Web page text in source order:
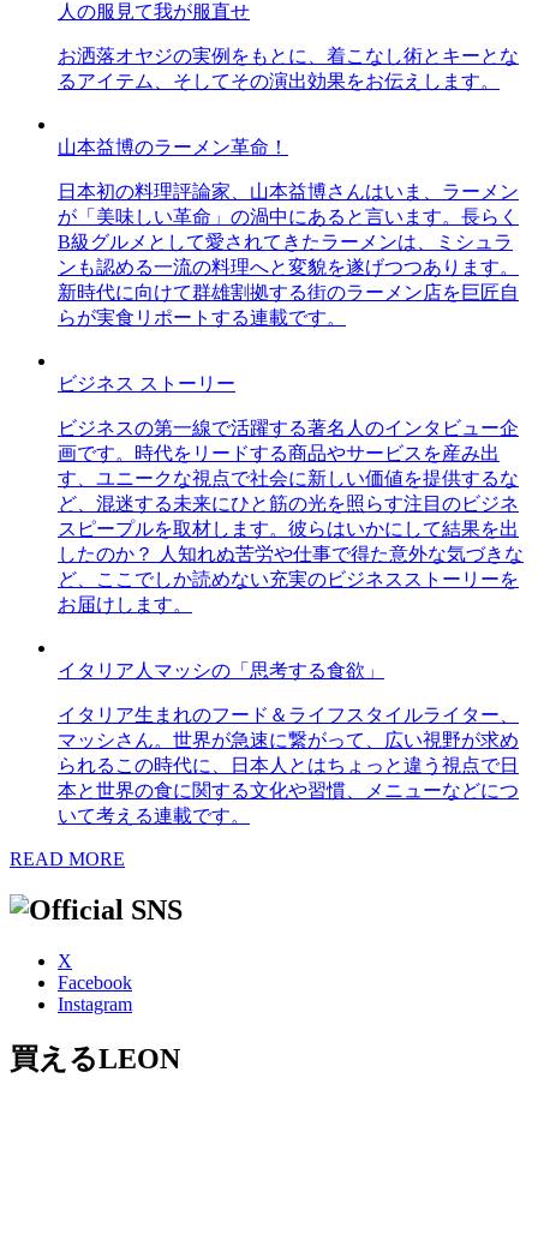
人の服見て我が服直せ
お洒落オヤジの実例をもとに、着こなし術とキーとな
るアイテム、そしてその演出効果をお伝えします。
山本益博のラーメン革命！
日本初の料理評論家、山本益博さんはいま、ラーメン
が「美味しい革命」の渦中にあると言います。長らく
B級グルメとして愛されてきたラーメンは、ミシュラ
ンも認める一流の料理へと変貌を遂げつつあります。
新時代に向けて群雄割拠する街のラーメン店を巨匠自
らが実食リポートする連載です。
ビジネス ストーリー
ビジネスの第一線で活躍する著名人のインタビュー企
画です。時代をリードする商品やサービスを産み出
す、ユニークな視点で社会に新しい価値を提供するな
ど、混迷する未来にひと筋の光を照らす注目のビジネ
スピープルを取材します。彼らはいかにして結果を出
したのか？ 人知れぬ苦労や仕事で得た意外な気づきな
ど、ここでしか読めない充実のビジネスストーリーを
お届けします。
イタリア人マッシの「思考する食欲」
イタリア生まれのフード＆ライフスタイルライター、
マッシさん。世界が急速に繋がって、広い視野が求め
られるこの時代に、日本人とはちょっと違う視点で日
本と世界の食に関する文化や習慣、メニューなどにつ
いて考える連載です。
READ MORE
X
Facebook
Instagram
買えるLEON